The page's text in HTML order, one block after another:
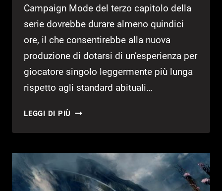
Campaign Mode del terzo capitolo della
serie dovrebbe durare almeno quindici
ore, il che consentirebbe alla nuova
produzione di dotarsi di un’esperienza per
giocatore singolo leggermente più lunga
rispetto agli standard abituali…
LEGGI DI PIÙ SVELATA
CAMPAGNA
DI
CRACKDOWN